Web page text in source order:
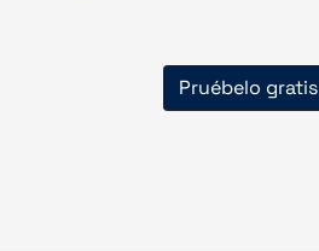
Pruébelo gratis